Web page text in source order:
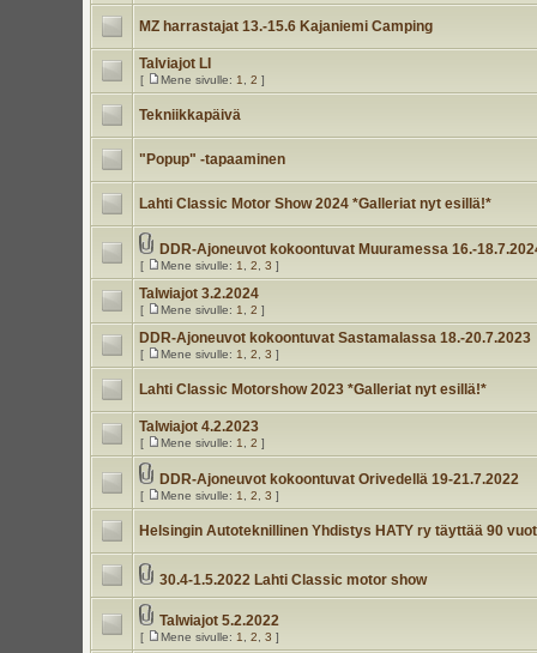
MZ harrastajat 13.-15.6 Kajaniemi Camping
Talviajot LI
[ Mene sivulle: 1 2 ]
Tekniikkapäivä
"Popup" -tapaaminen
Lahti Classic Motor Show 2024 *Galleriat nyt esillä!*
DDR-Ajoneuvot kokoontuvat Muuramessa 16.-
[ Mene sivulle: 1 2 3 ]
Talwiajot 3.2.2024
[ Mene sivulle: 1 2 ]
DDR-Ajoneuvot kokoontuvat Sastamalassa 18.-20.7.2023
[ Mene sivulle: 1 2 3 ]
Lahti Classic Motorshow 2023 *Galleriat nyt esillä!*
Talwiajot 4.2.2023
[ Mene sivulle: 1 2 ]
DDR-Ajoneuvot kokoontuvat Orivedellä 19-21.7.2022
[ Mene sivulle: 1 2 3 ]
Helsingin Autoteknillinen Yhdistys HATY ry täyttää 90
30.4-1.5.2022 Lahti Classic motor show
Talwiajot 5.2.2022
[ Mene sivulle: 1 2 3 ]